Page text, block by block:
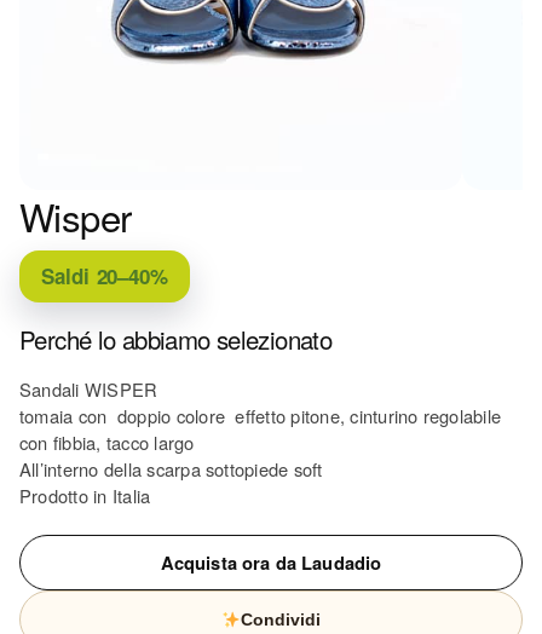
Wisper
Saldi 20–40%
Perché lo abbiamo selezionato
Sandali WISPER
tomaia con doppio colore effetto pitone, cinturino regolabile
con fibbia, tacco largo
All’interno della scarpa sottopiede soft
Prodotto in Italia
Acquista ora da Laudadio
Condividi